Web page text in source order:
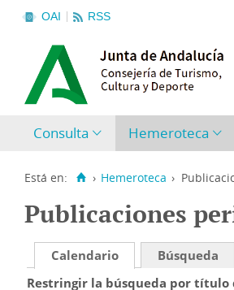
OAI RSS
Consulta Hemeroteca
Está en: › Hemeroteca ›
Publicaciones
Calendario Búsqueda
Restringir la búsqueda por título